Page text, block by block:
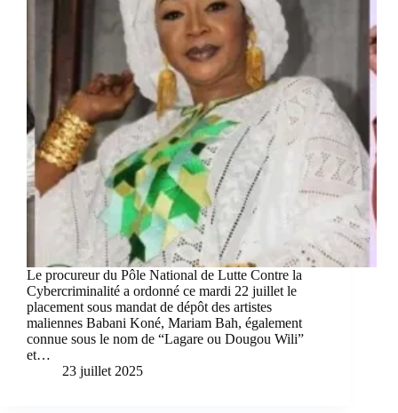
Le procureur du Pôle National de Lutte Contre la
Cybercriminalité a ordonné ce mardi 22 juillet le
placement sous mandat de dépôt des artistes
maliennes Babani Koné, Mariam Bah, également
connue sous le nom de “Lagare ou Dougou Wili”
et…
23 juillet 2025